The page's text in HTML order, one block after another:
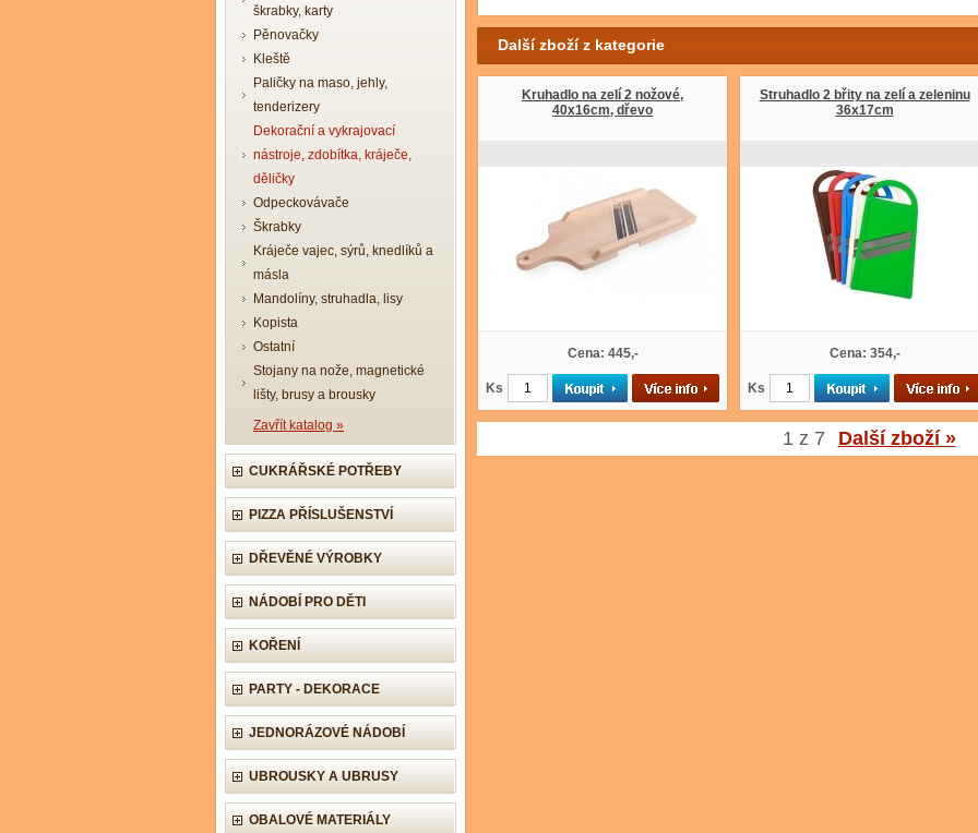
škrabky, karty
Pěnovačky
Kleště
Paličky na maso, jehly,
tenderizery
Dekorační a vykrajovací
nástroje, zdobítka, kráječe,
děličky
Odpeckovávače
Škrabky
Kráječe vajec, sýrů, knedlíků a
másla
Mandolíny, struhadla, lisy
Kopista
Ostatní
Stojany na nože, magnetické
lišty, brusy a brousky
Zavřít katalog »
CUKRÁŘSKÉ POTŘEBY
PIZZA PŘÍSLUŠENSTVÍ
DŘEVĚNÉ VÝROBKY
NÁDOBÍ PRO DĚTI
KOŘENÍ
PARTY - DEKORACE
JEDNORÁZOVÉ NÁDOBÍ
UBROUSKY A UBRUSY
OBALOVÉ MATERIÁLY
Další zboží z kategorie
Kruhadlo na zelí 2 nožové,
40x16cm, dřevo
Cena: 445,-
Ks
Struhadlo 2 břity na zelí a zeleninu
36x17cm
Cena: 354,-
Ks
1 z 7 Další zboží »